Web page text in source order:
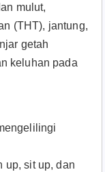
mulut,
(THT), jantung,
getah
keluhan pada
up, sit up, dan